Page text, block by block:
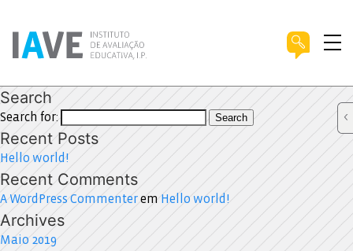
Search
Search for: Search
Recent Posts
Hello world!
Recent Comments
A WordPress Commenterem Hello world!
Archives
Maio 2019